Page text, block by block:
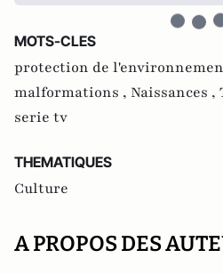
MOTS-CLES
protection de
malformations , Naissances ,
serie tv
THEMATIQUES
Culture
A PROPOS DES